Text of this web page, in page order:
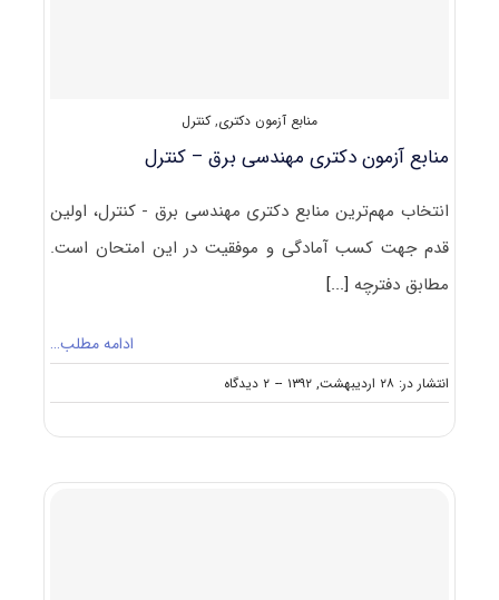
منابع آزمون دکتری,کنترل
منابع آزمون دکتری مهندسی برق – کنترل
انتخاب مهم‌ترین منابع دکتری مهندسی برق - کنترل، اولین
قدم جهت کسب آمادگی و موفقیت در این امتحان است.
مطابق دفترچه [...]
ادامه مطلب…
انتشار در: ۲۸ اردیبهشت, ۱۳۹۲ -- ۲ دیدگاه
on
منابع
برق